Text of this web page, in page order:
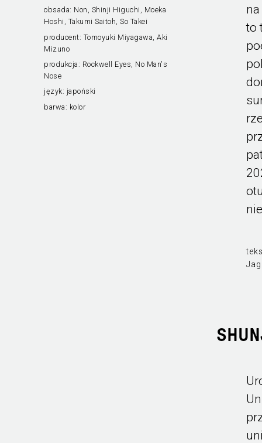
obsada: Non, Shinji Higuchi, Moeka
Hoshi, Takumi Saitoh, So Takei
producent: Tomoyuki Miyagawa, Aki
Mizuno
produkcja: Rockwell Eyes, No Man's
Nose
język: japoński
barwa: kolor
to